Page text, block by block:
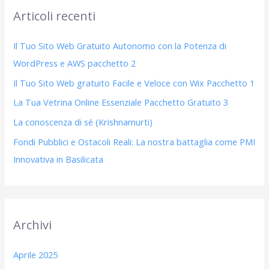
a
Articoli recenti
Il Tuo Sito Web Gratuito Autonomo con la Potenza di
WordPress e AWS pacchetto 2
Il Tuo Sito Web gratuito Facile e Veloce con Wix Pacchetto 1
La Tua Vetrina Online Essenziale Pacchetto Gratuito 3
La conoscenza di sé (Krishnamurti)
Fondi Pubblici e Ostacoli Reali: La nostra battaglia come PMI
Innovativa in Basilicata
Archivi
Aprile 2025